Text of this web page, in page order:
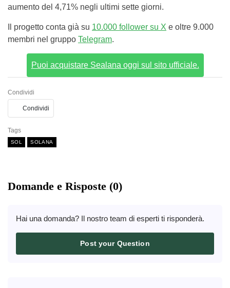
aumento del 4,71% negli ultimi sette giorni.
Il progetto conta già su 10.000 follower su X e oltre 9.000
membri nel gruppo Telegram.
Puoi acquistare Sealana oggi sul sito ufficiale.
Condividi
Condividi
Tags
SOL SOLANA
Domande e Risposte (0)
Hai una domanda? Il nostro team di esperti ti risponderà.
Post your Question